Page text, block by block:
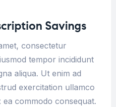
Savings
consectetur
tempor incididunt
aliqua. Ut enim ad
exercitation ullamco
commodo consequat.